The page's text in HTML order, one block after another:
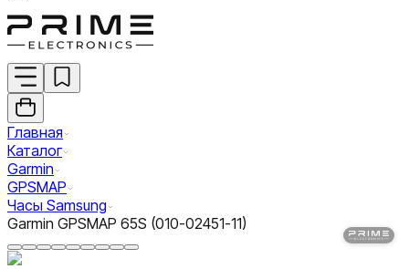
Главная
Каталог
Garmin
GPSMAP
Часы Samsung
Garmin GPSMAP 65S (010-02451-11)